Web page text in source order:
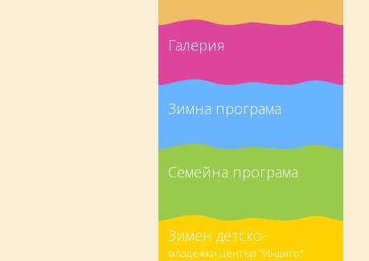
Галерия
Зимна програма
Семейна програма
Зимен детско-
младежки център "Индиго"